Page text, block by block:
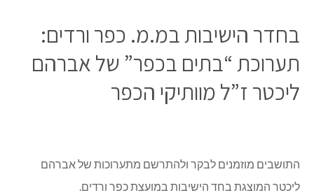
בחדר הישיבות במ.מ. כפר ורדים:
תערוכת “בתים בכפר” של אברהם
ליכטר ז”ל מוותיקי הכפר
התושבים מוזמנים לבקר ולהתרשם מתערוכות של אברהם
ליכטר המוצגת בחד הישיבות במועצת כפר ורדים.